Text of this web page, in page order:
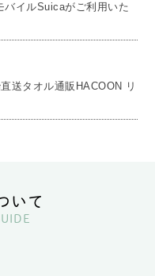
バイルSuicaがご利用いた
送タオル通販HACOON リ
いて